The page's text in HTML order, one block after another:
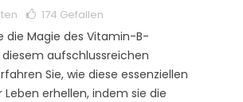
174 Gefallen
die Magie des Vitamin-B-
diesem aufschlussreichen
Sie, wie diese essenziellen
erhellen, indem sie die